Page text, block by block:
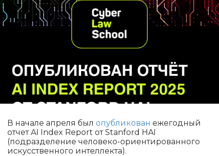
В начале апреля был опубликован ежегодный
отчет AI Index Report от Stanford HAI
(подразделение человеко-ориентированного
искусственного интеллекта).